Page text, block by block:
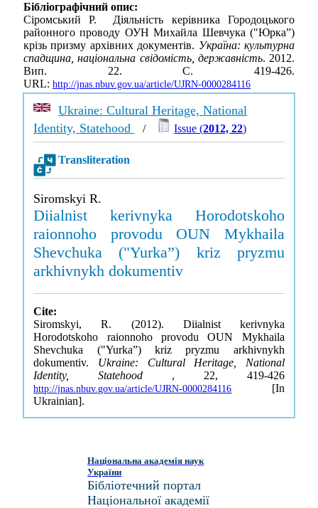
Бібліографічний опис:
Сіромський Р. Діяльність керівника Городоцького
районного проводу ОУН Михайла Шевчука ("Юрка”)
крізь призму архівних документів. Україна: культурна
спадщина, національна свідомість, державність. 2012.
Вип. 22. С. 419-426.
URL: http://jnas.nbuv.gov.ua/article/UJRN-0000284116
Ukraine: Cultural Heritage, National
Identity, Statehood
/ Issue (2012, 22)
Transliteration
Siromskyi R.
Diialnist kerivnyka Horodotskoho
raionnoho provodu OUN Mykhaila
Shevchuka ("Yurka”) kriz pryzmu
arkhivnykh dokumentiv
Cite:
Siromskyi, R. (2012). Diialnist kerivnyka
Horodotskoho raionnoho provodu OUN Mykhaila
Shevchuka ("Yurka”) kriz pryzmu arkhivnykh
dokumentiv. Ukraine: Cultural Heritage, National
Identity, Statehood , 22, 419-426
http://jnas.nbuv.gov.ua/article/UJRN-0000284116 [In
Ukrainian].
Національна академія наук
України
Бібліотечний портал
Національної академії